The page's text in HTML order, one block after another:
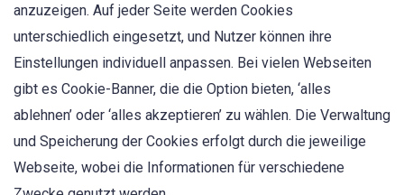
anzuzeigen. Auf jeder Seite werden Cookies
unterschiedlich eingesetzt, und Nutzer können ihre
Einstellungen individuell anpassen. Bei vielen Webseiten
gibt es Cookie-Banner, die die Option bieten, ‘alles
ablehnen’ oder ‘alles akzeptieren’ zu wählen. Die Verwaltung
und Speicherung der Cookies erfolgt durch die jeweilige
Webseite, wobei die Informationen für verschiedene